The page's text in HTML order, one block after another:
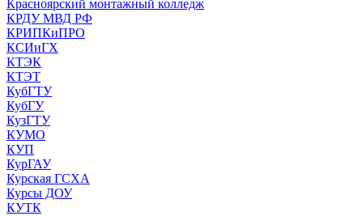
Красноярский монтажный колледж
КРДУ МВД РФ
КРИПКиПРО
КСИиГХ
КТЭК
КТЭТ
КубГТУ
КубГУ
КузГТУ
КУМО
КУП
КурГАУ
Курская ГСХА
Курсы ДОУ
КУТК